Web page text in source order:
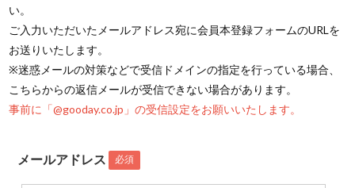
い。
ご入力いただいたメールアドレス宛に会員本登録フォームのURLを
お送りいたします。
※迷惑メールの対策などで受信ドメインの指定を行っている場合、
こちらからの返信メールが受信できない場合があります。
事前に「@gooday.co.jp」の受信設定をお願いいたします。
メールアドレス 必須